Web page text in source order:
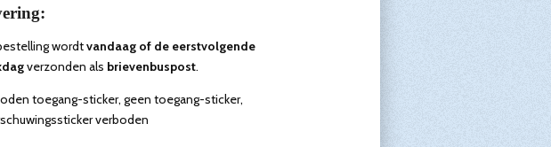
wordtvandaag of de eerstvolgende
verzonden als brievenbuspost.
toegang-sticker, geen toegang-sticker,
verboden